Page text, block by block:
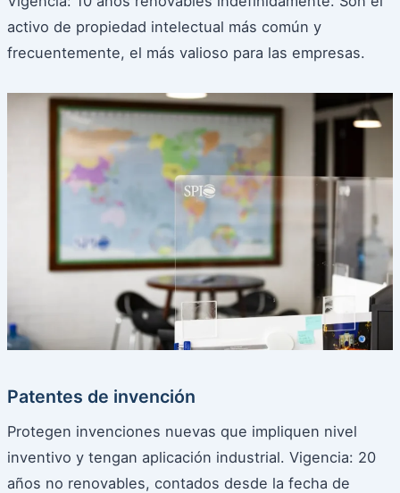
activo de propiedad intelectual más común y
frecuentemente, el más valioso para las empresas.
Patentes de invención
Protegen invenciones nuevas que impliquen nivel
inventivo y tengan aplicación industrial. Vigencia: 20
años no renovables, contados desde la fecha de